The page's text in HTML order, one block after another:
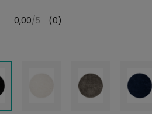
0,00/5 (0)